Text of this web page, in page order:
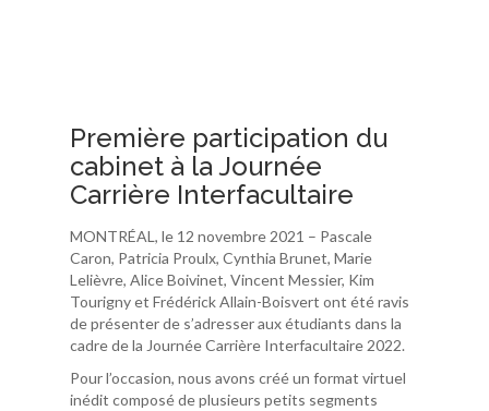
Première participation du
cabinet à la Journée
Carrière Interfacultaire
MONTRÉAL, le 12 novembre 2021 – Pascale
Caron, Patricia Proulx, Cynthia Brunet, Marie
Lelièvre, Alice Boivinet, Vincent Messier, Kim
Tourigny et Frédérick Allain-Boisvert ont été ravis
de présenter de s’adresser aux étudiants dans la
cadre de la Journée Carrière Interfacultaire 2022.
Pour l’occasion, nous avons créé un format virtuel
inédit composé de plusieurs petits segments